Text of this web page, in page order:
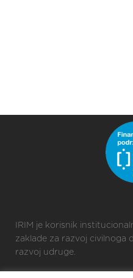
IRIM je korisnik
zaklade za razvoj civilnoga
razvoj udruge.